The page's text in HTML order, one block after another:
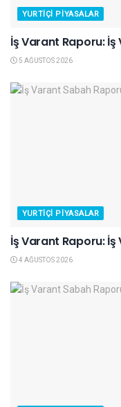
YURTIÇI PIYASALAR
İş Varant Raporu:
5 AĞUSTOS 2026
YURTIÇI PIYASALAR
İş Varant Raporu:
4 AĞUSTOS 2026